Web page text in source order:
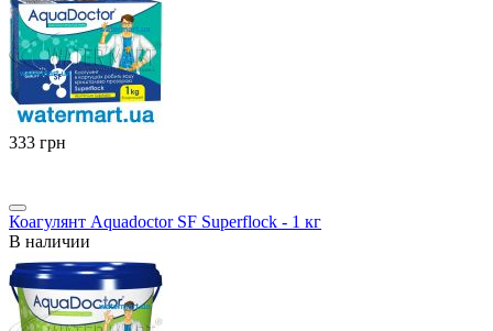
‍333‍ грн
Коагулянт Aquadoctor SF Superflock - 1 кг
В наличии